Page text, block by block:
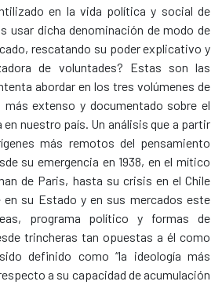
en la vida política y social de
usar dicha denominación de modo de
rescatando su poder explicativo y
de voluntades? Estas son las
abordar en los tres volúmenes de
extenso y documentado sobre el
nuestro país. Un análisis que a partir
más remotos del pensamiento
su emergencia en 1938, en el mítico
de Paris, hasta su crisis en el Chile
en su Estado y en sus mercados este
programa político y formas de
trincheras tan opuestas a él como
definido como “la ideología más
a su capacidad de acumulación